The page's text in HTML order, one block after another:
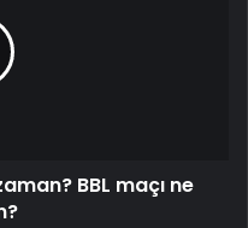
BBL maçı ne